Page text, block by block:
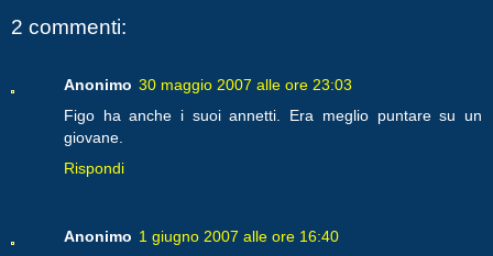
2 commenti:
Anonimo 30 maggio 2007 alle ore 23:03
Figo ha anche i suoi annetti. Era meglio puntare su un
giovane.
Rispondi
Anonimo 1 giugno 2007 alle ore 16:40